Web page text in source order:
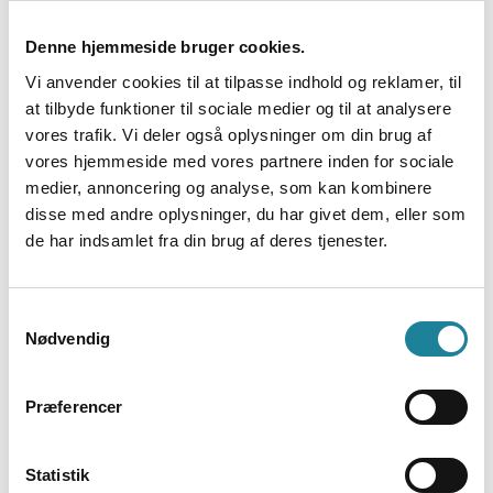
Denne hjemmeside bruger cookies.
Vi anvender cookies til at tilpasse indhold og reklamer, til
at tilbyde funktioner til sociale medier og til at analysere
vores trafik. Vi deler også oplysninger om din brug af
vores hjemmeside med vores partnere inden for sociale
medier, annoncering og analyse, som kan kombinere
disse med andre oplysninger, du har givet dem, eller som
de har indsamlet fra din brug af deres tjenester.
Nødvendig
Præferencer
Statistik
Produktiviteten i IIH Nordic er steget med 43 % i
løbet af de sidste 2 år. En af forklaringer er, at
medarbejderne har fået stillet værktøjer til rådighed,
som hjælper dem med at planlægge deres
arbejdsuge bedre og løse deres opgaver mere
effektivt. Derudover er IIH Nordic overbevist om, at
den ekstra fridag gør, at medarbejderne møder
friske, udhvilede og veloplagte ind mandag morgen
Resultatet er 71% mere profit
arbejdstiden ned og holder fri om fredagen? Kan
medarbejderne nå lige så meget? Og hvilket signal
længere arbejder alle ugens 5 dage på at skabe